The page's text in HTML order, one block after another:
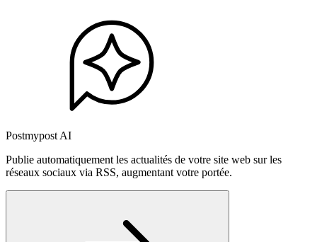
Postmypost AI
Publie automatiquement les actualités de votre site web sur les
réseaux sociaux via RSS, augmentant votre portée.